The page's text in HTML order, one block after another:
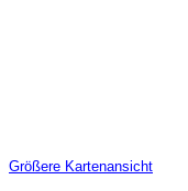
Größere Kartenansicht